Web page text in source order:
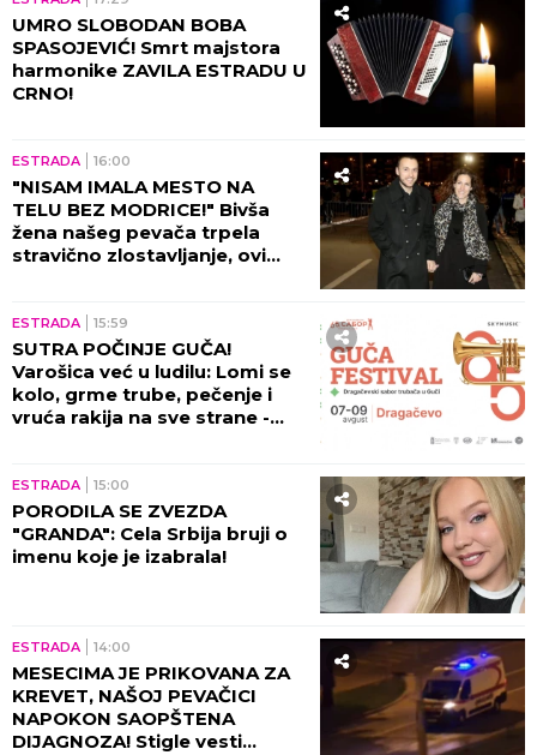
UMRO SLOBODAN BOBA
SPASOJEVIĆ! Smrt majstora
harmonike ZAVILA ESTRADU U
CRNO!
ESTRADA 16:00
"NISAM IMALA MESTO NA
TELU BEZ MODRICE!" Bivša
žena našeg pevača trpela
stravično zlostavljanje, ovi
ESTRADA 15:59
SUTRA POČINJE GUČA!
Varošica već u ludilu: Lomi se
kolo, grme trube, pečenje i
vruća rakija na sve strane -
ESTRADA 15:00
PORODILA SE ZVEZDA
"GRANDA": Cela Srbija bruji o
imenu koje je izabrala!
ESTRADA 14:00
MESECIMA JE PRIKOVANA ZA
KREVET, NAŠOJ PEVAČICI
NAPOKON SAOPŠTENA
DIJAGNOZA! Stigle vesti